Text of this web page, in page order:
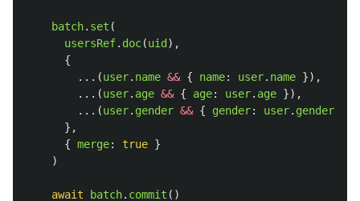
batch. set (
usersRef. doc(uid ),
{
...(user. name && { name: user. name }),
...(user. age && { age: user. age }),
...(user. gender && { gender: user. gender
},
{ merge: true }
)
await batch. commit ()